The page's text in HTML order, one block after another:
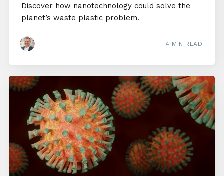
Discover how nanotechnology could solve the
planet’s waste plastic problem.
4 MIN READ